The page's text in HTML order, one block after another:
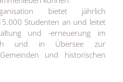
bietet jährlich
Studenten an und leitet
und -erneuerung im
und in Übersee zur
und historischen